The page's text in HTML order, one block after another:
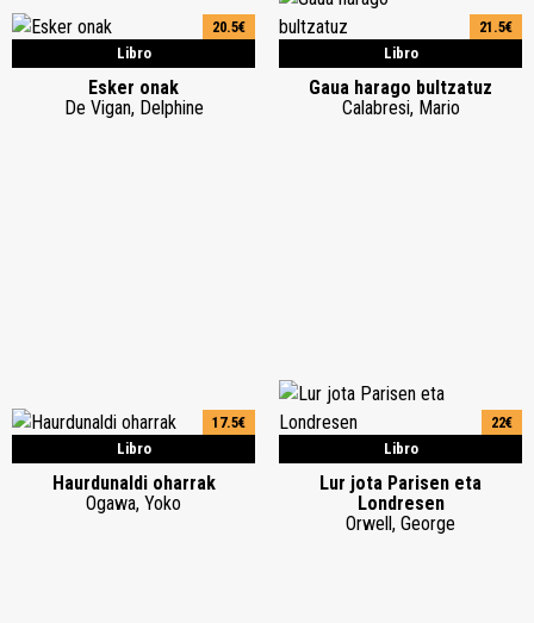
Libro
20.5€
Esker onak
De Vigan, Delphine
Libro
21.5€
Gaua harago bultzatuz
Calabresi, Mario
Libro
17.5€
Haurdunaldi oharrak
Ogawa, Yoko
Libro
22€
Lur jota Parisen eta
Londresen
Orwell, George